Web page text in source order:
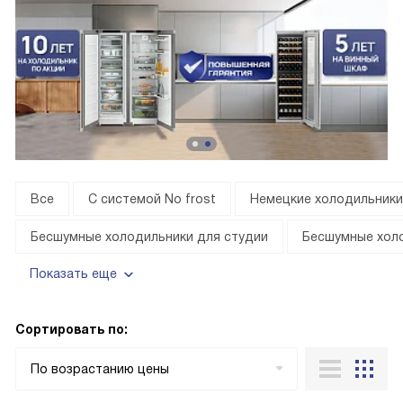
Все С системой No frost Немецкие
Бесшумные холодильники для студии Бесшумные
Показать еще
Сортировать по:
По возрастанию цены